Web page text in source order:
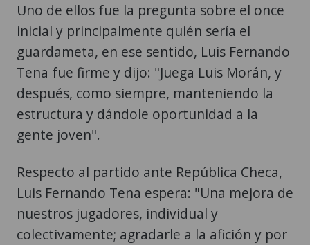
Uno de ellos fue la pregunta sobre el once
inicial y principalmente quién sería el
guardameta, en ese sentido, Luis Fernando
Tena fue firme y dijo: "Juega Luis Morán, y
después, como siempre, manteniendo la
estructura y dándole oportunidad a la
gente joven".
Respecto al partido ante República Checa,
Luis Fernando Tena espera: "Una mejora de
nuestros jugadores, individual y
colectivamente; agradarle a la afición y por